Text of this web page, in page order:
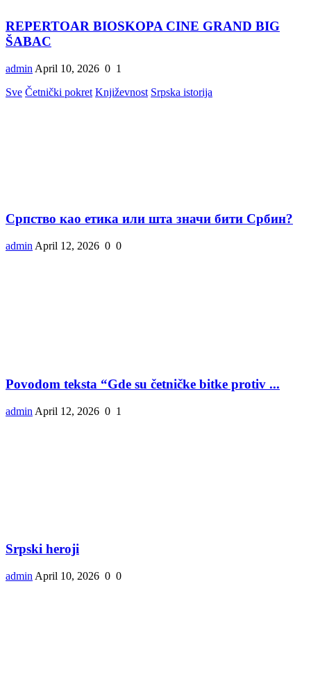
REPERTOAR BIOSKOPA CINE GRAND BIG
ŠABAC
admin April 10, 2026 0 1
Sve Četnički pokret Književnost Srpska istorija
Српство као етика или шта значи бити Србин?
admin April 12, 2026 0 0
Povodom teksta “Gde su četničke bitke protiv ...
admin April 12, 2026 0 1
Srpski heroji
admin April 10, 2026 0 0